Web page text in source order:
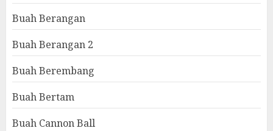
Buah Berangan
Buah Berangan 2
Buah Berembang
Buah Bertam
Buah Cannon Ball